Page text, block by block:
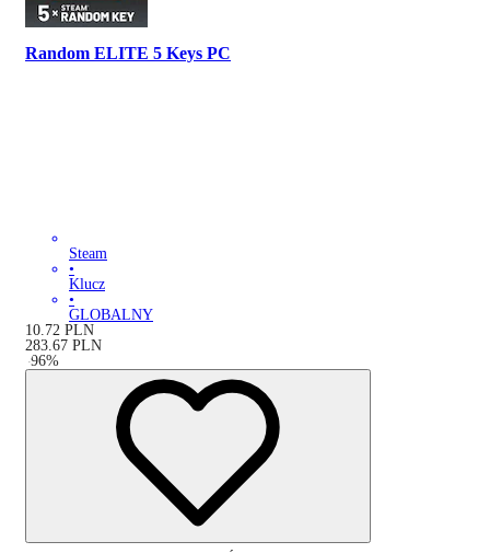
Random ELITE 5 Keys PC
Steam
•
Klucz
•
GLOBALNY
10.72 PLN
283.67 PLN
-96%